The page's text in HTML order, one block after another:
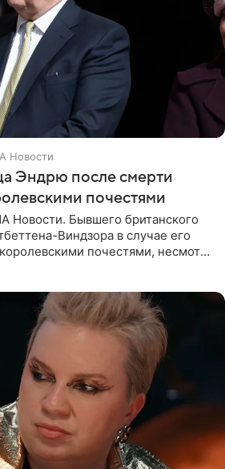
Новости
Эндрю после смерти
почестями
Бывшего британского
Виндзора в случае его
почестями, несмотря